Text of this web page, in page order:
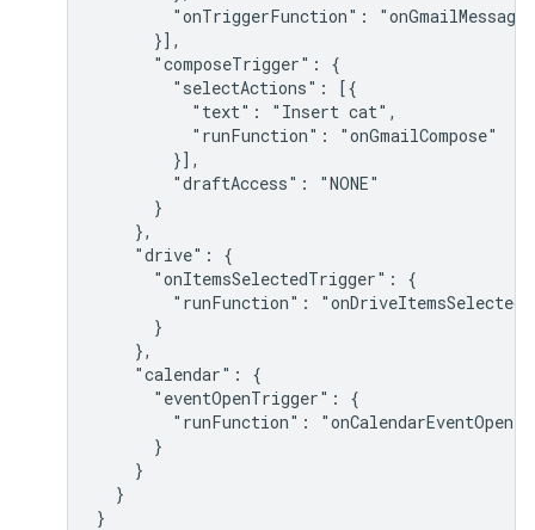
        "onTriggerFunction": "onGmailMessage"
      }],
      "composeTrigger": {
        "selectActions": [{
          "text": "Insert cat",
          "runFunction": "onGmailCompose"
        }],
        "draftAccess": "NONE"
      }
    },
    "drive": {
      "onItemsSelectedTrigger": {
        "runFunction": "onDriveItemsSelected"
      }
    },
    "calendar": {
      "eventOpenTrigger": {
        "runFunction": "onCalendarEventOpen"
      }
    }
  }
}